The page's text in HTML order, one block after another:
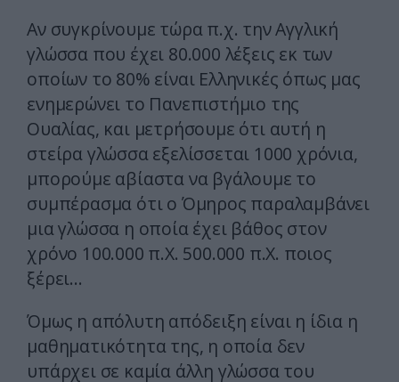
Αν συγκρίνουμε τώρα π.χ. την Αγγλική
γλώσσα που έχει 80.000 λέξεις εκ των
οποίων το 80% είναι Ελληνικές όπως μας
ενημερώνει το Πανεπιστήμιο της
Ουαλίας, και μετρήσουμε ότι αυτή η
στείρα γλώσσα εξελίσσεται 1000 χρόνια,
μπορούμε αβίαστα να βγάλουμε το
συμπέρασμα ότι ο Όμηρος παραλαμβάνει
μια γλώσσα η οποία έχει βάθος στον
χρόνο 100.000 π.Χ. 500.000 π.Χ. ποιος
ξέρει…
Όμως η απόλυτη απόδειξη είναι η ίδια η
μαθηματικότητα της, η οποία δεν
υπάρχει σε καμία άλλη γλώσσα του